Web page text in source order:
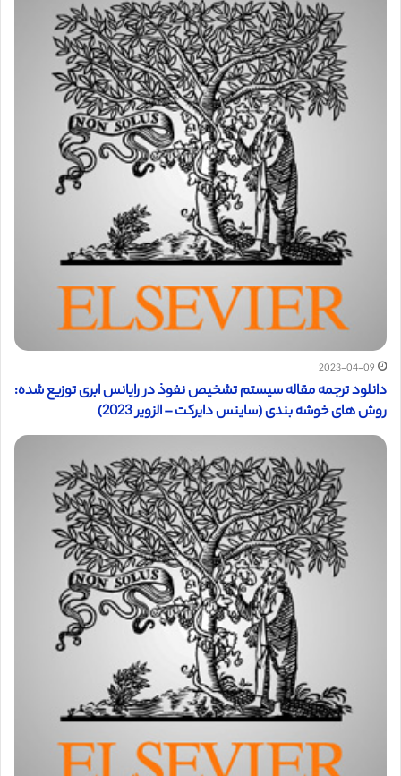
2023-04-09
دانلود ترجمه مقاله سیستم تشخیص نفوذ در رایانس ابری توزیع شده:
روش های خوشه بندی (ساینس دایرکت – الزویر 2023)